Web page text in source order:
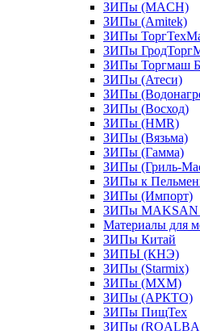
ЗИПы (MACH)
ЗИПы (Amitek)
ЗИПы
ЗИПы
ЗИПы Торгмаш
ЗИПы (Атеси)
ЗИПы
ЗИПы (Восход)
ЗИПы (HMR)
ЗИПы (Вязьма)
ЗИПы (Гамма)
ЗИПы (Гриль-
ЗИПы к
ЗИПы (Импорт)
ЗИПы MAKSAN
Материалы для
ЗИПы Китай
ЗИПЫ (КНЭ)
ЗИПы (Starmix)
ЗИПы (МХМ)
ЗИПы (АРКТО)
ЗИПы ПищТех
ЗИПы